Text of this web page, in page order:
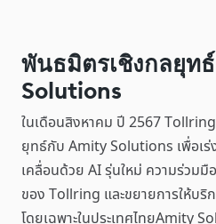
พันธมิตรเชิงกลยุท
Solutions
ในเดือนสิงหาคม ปี 2567
ยุทธ์กับ Amity Solutions เพื่อเ
เคลื่อนด้วย AI รุ่นใหม่ ความร่ว
ของ Tollring และขยายการให้บริ
โดยเฉพาะในประเทศไทยAmity